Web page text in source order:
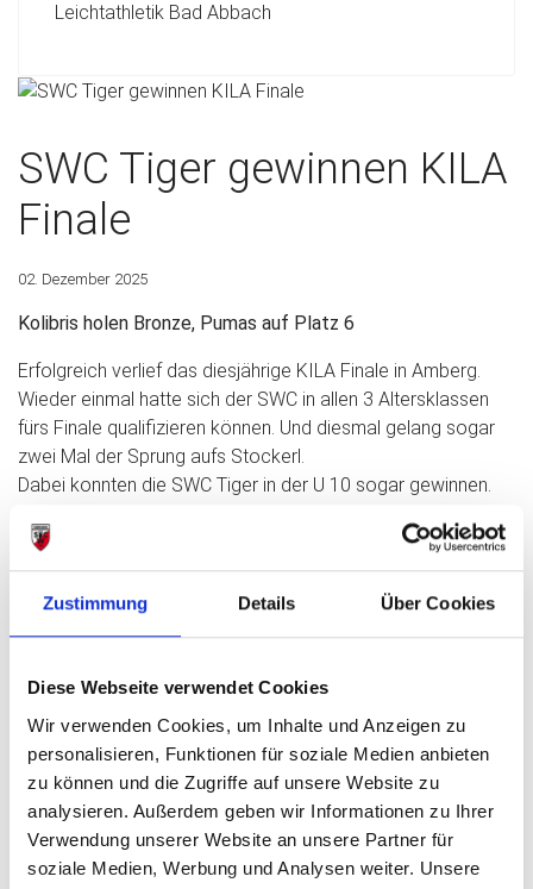
Zustimmung Details Über Cookies
Diese Webseite verwendet Cookies
Wir verwenden Cookies, um Inhalte und Anzeigen zu
personalisieren, Funktionen für soziale Medien anbieten
zu können und die Zugriffe auf unsere Website zu
analysieren. Außerdem geben wir Informationen zu Ihrer
Verwendung unserer Website an unsere Partner für
soziale Medien, Werbung und Analysen weiter. Unsere
Leichtathletik Bad Abbach
SWC Tiger gewinnen KILA
Finale
02. Dezember 2025
Kolibris holen Bronze, Pumas auf Platz 6
Erfolgreich verlief das diesjährige KILA Finale in Amberg.
Wieder einmal hatte sich der SWC in allen 3 Altersklassen
fürs Finale qualifizieren können. Und diesmal gelang sogar
zwei Mal der Sprung aufs Stockerl.
Dabei konnten die SWC Tiger in der U 10 sogar gewinnen.
Tobi Bscheidl, Paul Egerer, Julia Wagner, Eric Heß und Lea
Koschel.
Bronze gab es in der U 8 für die SWC Kolibris mit Emilia
Und Platz 6 gab es für die SWC Pumas in der U 12, leider ein
Entscheidungen. Trotzdem zeigten hier Leni Wüst, Elias
Rubinigg, Lilly Wimmer, Arian Eisvogel, Johann Richter, Vicky
Wagner und Philomena Grünwald ansprechende Leistungen.